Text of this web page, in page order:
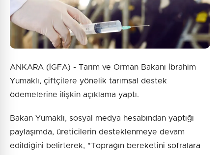
ANKARA (İGFA) - Tarım ve Orman Bakanı İbrahim
Yumaklı, çiftçilere yönelik tarımsal destek
ödemelerine ilişkin açıklama yaptı.
Bakan Yumaklı, sosyal medya hesabından yaptığı
paylaşımda, üreticilerin desteklenmeye devam
edildiğini belirterek, "Toprağın bereketini sofralara